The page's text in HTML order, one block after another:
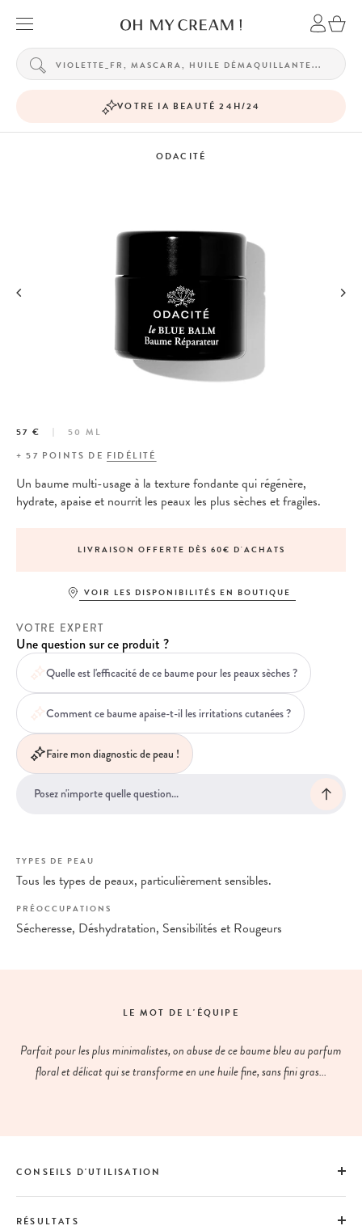
VOTRE IA BEAUTÉ 24H/24
ODACITÉ
57 €
50 ML
+57 POINTS DE FIDÉLITÉ
Un baume multi-usage à la texture fondante qui régénère,
hydrate, apaise et nourrit les peaux les plus sèches et fragiles.
LIVRAISON OFFERTE DÈS 60€ D'ACHATS
VOIR LES DISPONIBILITÉS EN BOUTIQUE
VOTRE EXPERT
Une question sur ce produit ?
Quelle est l'efficacité de ce baume pour les peaux sèches ?
Comment ce baume apaise-t-il les irritations cutanées ?
Faire mon diagnostic de peau !
TYPES DE PEAU
Tous les types de peaux, particulièrement sensibles.
PRÉOCCUPATIONS
Sécheresse, Déshydratation, Sensibilités et Rougeurs
LE MOT DE L'ÉQUIPE
Parfait pour les plus minimalistes, on abuse de ce baume bleu au parfum
floral et délicat qui se transforme en une huile fine, sans fini gras...
CONSEILS D'UTILISATION
RÉSULTATS